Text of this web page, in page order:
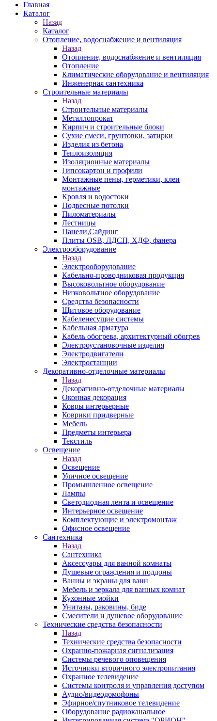
Главная
Каталог
Назад
Каталог
Отопление, водоснабжение и вентиляция
Назад
Отопление, водоснабжение и вентиляция
Отопление
Климатические оборудование и вентиляция
Инженерная сантехника
Строительные материалы
Назад
Строительные материалы
Металлопрокат
Кирпич и строительные блоки
Сухие смеси, грунтовки, затирки
Изделия из бетона
Теплоизоляция
Изоляционные материалы
Гипсокартон и профили
Монтажные пены, герметики, клеи
монтажные
Кровля и водостоки
Подвесные потолки
Пиломатериалы
Лестницы
Панели,Сайдинг
Плиты OSB, ЛДСП, ХДФ, фанера
Электрооборудование
Назад
Электрооборудование
Кабельно-проводниковая продукция
Высоковольтное оборудование
Низковольтное оборудование
Средства безопасности
Щитовое оборудование
Кабеленесущие системы
Кабельная арматура
Кабель обогрева, архитектурный обогрев
Электроустановочные изделия
Электродвигатели
Электростанции
Декоративно-отделочные материалы
Назад
Декоративно-отделочные материалы
Оконная декорация
Ковры интерьерные
Коврики придверные
Мебель
Предметы интерьера
Текстиль
Освещение
Назад
Освещение
Уличное освещение
Промышленное освещение
Лампы
Светодиодная лента и освещение
Интерьерное освещение
Комплектующие и электромонтаж
Офисное освещение
Сантехника
Назад
Сантехника
Аксессуары для ванной комнаты
Душевые ограждения и поддоны
Ванны и экраны для ванн
Мебель и зеркала для ванных комнат
Кухонные мойки
Унитазы, раковины, биде
Смесители и душевое оборудование
Технические средства безопасности
Назад
Технические средства безопасности
Охранно-пожарная сигнализация
Системы речевого оповещения
Источники вторичного электропитания
Охранное телевидение
Системы контроля и управления доступом
Аудио/видеодомофоны
Эфирное/спутниковое телевидение
Оборудование радиоканальное